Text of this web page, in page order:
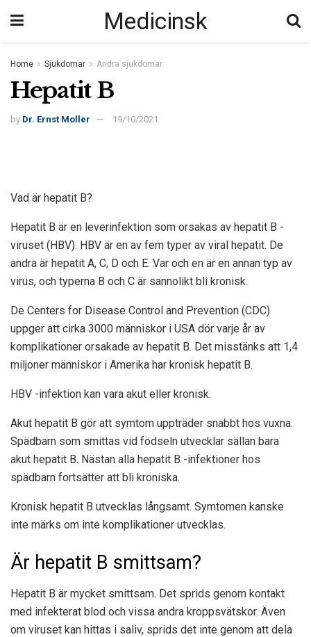
Medicinsk
Home Sjukdomar Andra sjukdomar
Hepatit B
by Dr. Ernst Moller 19/10/2021
Vad är hepatit B?
Hepatit B är en leverinfektion som orsakas av hepatit B -
viruset (HBV). HBV är en av fem typer av viral hepatit. De
andra är hepatit A, C, D och E. Var och en är en annan typ av
virus, och typerna B och C är sannolikt bli kronisk.
De Centers for Disease Control and Prevention (CDC)
uppger att cirka 3000 människor i USA dör varje år av
komplikationer orsakade av hepatit B. Det misstänks att 1,4
miljoner människor i Amerika har kronisk hepatit B.
HBV -infektion kan vara akut eller kronisk.
Akut hepatit B gör att symtom uppträder snabbt hos vuxna.
Spädbarn som smittas vid födseln utvecklar sällan bara
akut hepatit B. Nästan alla hepatit B -infektioner hos
spädbarn fortsätter att bli kroniska.
Kronisk hepatit B utvecklas långsamt. Symtomen kanske
inte märks om inte komplikationer utvecklas.
Är hepatit B smittsam?
Hepatit B är mycket smittsam. Det sprids genom kontakt
med infekterat blod och vissa andra kroppsvätskor. Även
om viruset kan hittas i saliv, sprids det inte genom att dela